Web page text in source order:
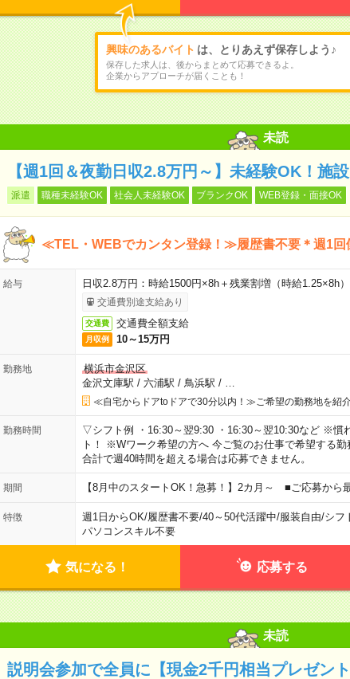
興味のあるバイト は、とりあえず保存しよう♪
保存した求人は、後からまとめて応募できるよ。
企業からアプローチが届くことも！
未読
【週1回＆夜勤日収2.8万円～】未経験OK！施
派遣 職種未経験OK 社会人未経験OK ブランクOK WEB登録・面接OK
≪TEL・WEBでカンタン登録！≫履歴書不要＊週1回
給与 日収2.8万円：時給1500円×8h＋残業割増（時給1.25×8h
交通費別途支給あり
交通費 交通費全額支給
月収例 10～15万円
勤務地
横浜市金沢区
金沢文庫駅 / 六浦駅 / 鳥浜駅 /
≪自宅からドアtoドアで30分以内！≫ご希望の勤務地を紹介
勤務時間
▽シフト例 ・16:30～翌9:30 ・16:30～翌10:30など ※慣
ト！ ※Wワーク希望の方へ 今ご覧のお仕事で希望する勤
合計で週40時間を超える場合は応募できません。
期間 【8月中のスタートOK！急募！】2カ月～ ■ご応募から
特徴 週1日からOK/履歴書不要/40～50代活躍中/服装自由/シフ
パソコンスキル不要
気になる！ 応募する
未読
説明会参加で全員に【現金2千円相当プレゼン